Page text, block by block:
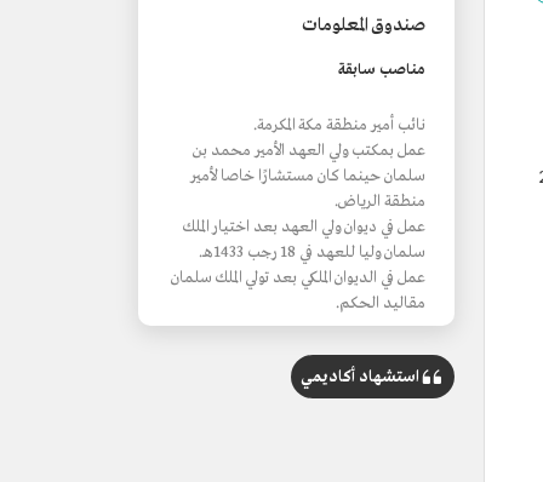
20
صندوق المعلومات
مناصب سابقة
نائب أمير منطقة مكة المكرمة.
عمل بمكتب ولي العهد الأمير محمد بن
سلمان حينما كان مستشارًا خاصا لأمير
منطقة الرياض.
عمل في ديوان ولي العهد بعد اختيار الملك
سلمان وليا للعهد في 18 رجب 1433هـ.
عمل في الديوان الملكي بعد تولي الملك سلمان
مقاليد الحكم.
استشهاد أكاديمي